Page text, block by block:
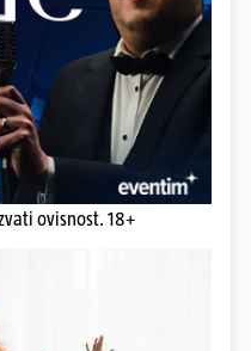
ovisnost. 18+